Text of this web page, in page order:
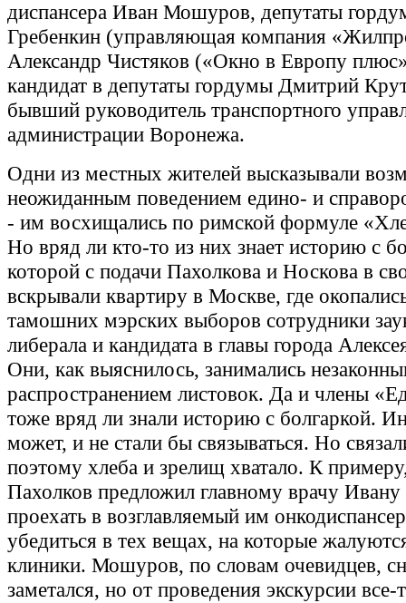
диспансера Иван Мошуров, депутаты
Гребенкин (управляющая компания
Александр Чистяков («Окно в Европу
кандидат в депутаты гордумы Дмитрий
бывший руководитель транспортного
администрации Воронежа.
Одни из местных жителей высказывали
неожиданным поведением едино- и
- им восхищались по римской формуле
Но вряд ли кто-то из них знает историю с
которой с подачи Пахолкова и Носкова в
вскрывали квартиру в Москве, где
тамошних мэрских выборов сотрудники
либерала и кандидата в главы города
Они, как выяснилось, занимались
распространением листовок. Да и члены
тоже вряд ли знали историю с болгаркой.
может, и не стали бы связываться. Но
поэтому хлеба и зрелищ хватало. К
Пахолков предложил главному врачу
проехать в возглавляемый им
убедиться в тех вещах, на которые
клиники. Мошуров, по словам очевидцев,
заметался, но от проведения экскурсии все-